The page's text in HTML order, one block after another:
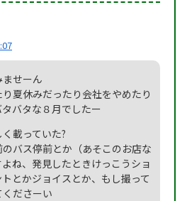
せーん
夏休みだったり会社をやめたり
タバタな８月でしたー
載っていた?
バス停前とか（あそこのお店な
ね、発見したときけっこうショ
とかジョイスとか、もし撮って
ださーい